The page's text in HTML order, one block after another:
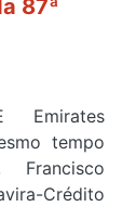
87ª
Emirates
tempo
Crédito